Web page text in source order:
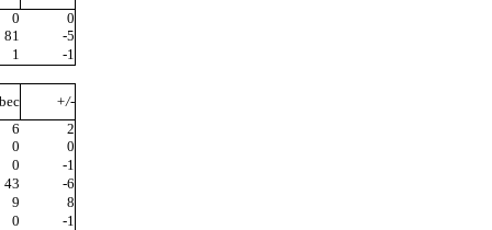
0
0
81
-5
1
-1
+/-
6
2
0
0
0
-1
43
-6
9
8
0
-1